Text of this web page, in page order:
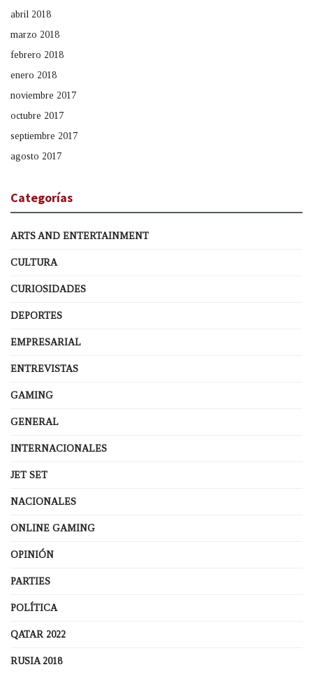
abril 2018
marzo 2018
febrero 2018
enero 2018
noviembre 2017
octubre 2017
septiembre 2017
agosto 2017
Categorías
ARTS AND ENTERTAINMENT
CULTURA
CURIOSIDADES
DEPORTES
EMPRESARIAL
ENTREVISTAS
GAMING
GENERAL
INTERNACIONALES
JET SET
NACIONALES
ONLINE GAMING
OPINIÓN
PARTIES
POLÍTICA
QATAR 2022
RUSIA 2018